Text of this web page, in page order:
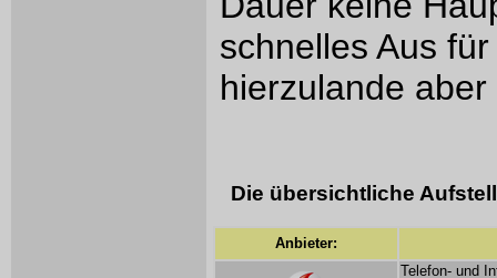
schnelles Aus
hierzulande
Die übersichtliche
Anbieter:
Telefon- und